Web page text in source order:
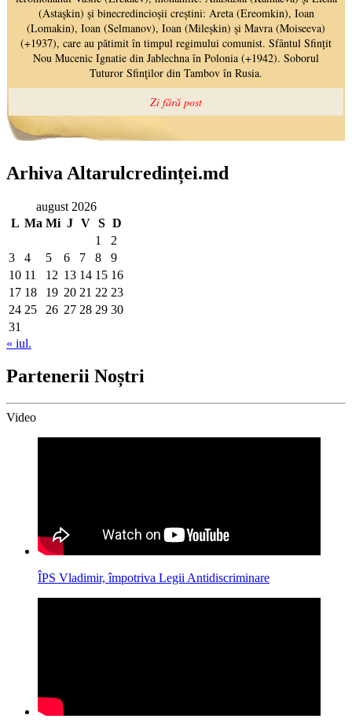
Arhiva Altarulcredinței.md
august 2026
L Ma Mi J V S D
1
2
3
4 5 6 7 8
9
10 11 12 13 14 15 16
17 18 19 20 21 22 23
24 25 26 27 28 29 30
31
« iul.
Partenerii Noștri
Video
ÎPS Vladimir, împotriva Legii Antidiscriminare